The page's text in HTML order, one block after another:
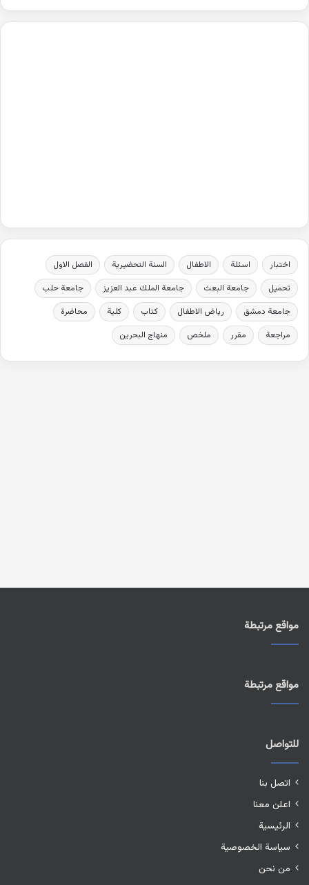
اختبار اسئلة الاطفال السنة التحضيرية
الفصل الاول
تحميل
جامعة البعث جامعة الملك عبد العزيز
جامعة حلب
جامعة دمشق
رياض الاطفال كتاب كلية
محاضرة
مراجعة
مقرر ملخص منهاج البحرين
مواقع مرتبطة
مواقع مرتبطة
للتواصل
اتصل بنا
اعلن معنا
الرئيسية
سياسة الخصوصية
من نحن